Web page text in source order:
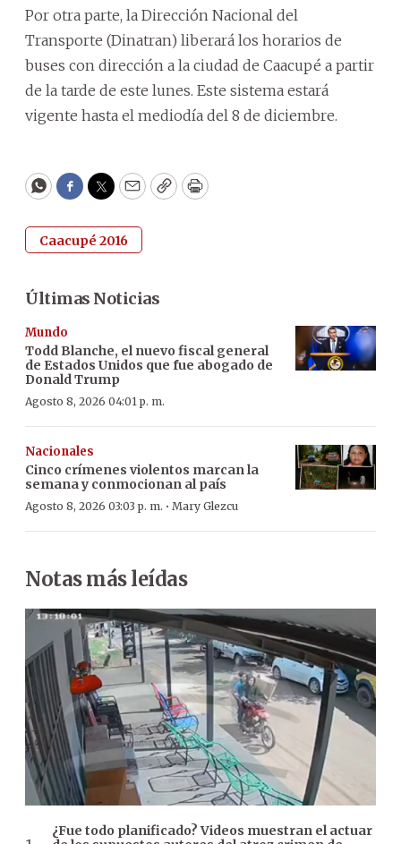
Por otra parte, la Dirección Nacional del
Transporte (Dinatran) liberará los horarios de
buses con dirección a la ciudad de Caacupé a partir
de la tarde de este lunes. Este sistema estará
vigente hasta el mediodía del 8 de diciembre.
WhatsApp
Facebook
Twitter
EmailCopyPrint
Caacupé 2016
Últimas Noticias
Mundo
Todd Blanche, el nuevo fiscal general
de Estados Unidos que fue abogado de
Donald Trump
Agosto 8, 2026 04:01 p. m.
Nacionales
Cinco crímenes violentos marcan la
semana y conmocionan al país
Agosto 8, 2026 03:03 p. m. · Mary Glezcu
Notas más leídas
¿Fue todo planificado? Videos muestran el actuar